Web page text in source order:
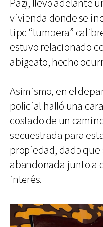
Paz), llevó adelante
vivienda donde se
tipo “tumbera”
estuvo relacionado
abigeato, hecho
Asimismo, en el
policial halló una
costado de un
secuestrada para
propiedad, dado que
abandonada junto a
interés.